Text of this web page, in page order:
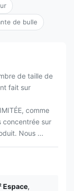
de bulle
de taille de
fait sur
comme
concentrée sur
Nous ...
Espace,